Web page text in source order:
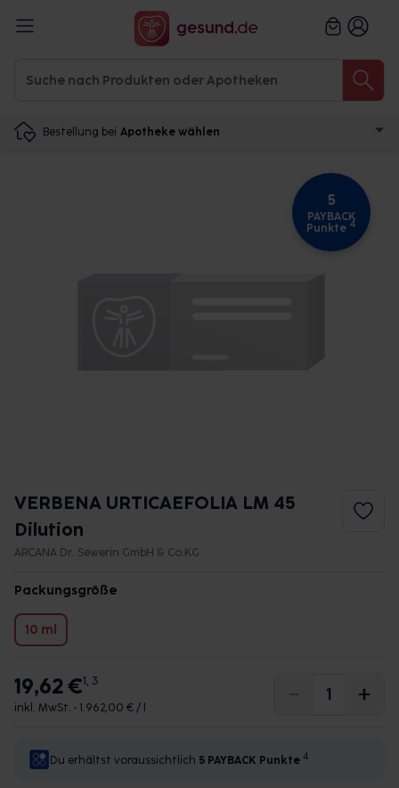
Bestellung bei Apotheke wählen
5
PAYBACK
Punkte 4
VERBENA URTICAEFOLIA LM 45
Dilution
ARCANA Dr. Sewerin GmbH & Co.KG
Packungsgröße
10 ml
19,62 €1, 3
inkl. MwSt. • 1.962,00 € / l
Du erhältst voraussichtlich 5 PAYBACK Punkte 4